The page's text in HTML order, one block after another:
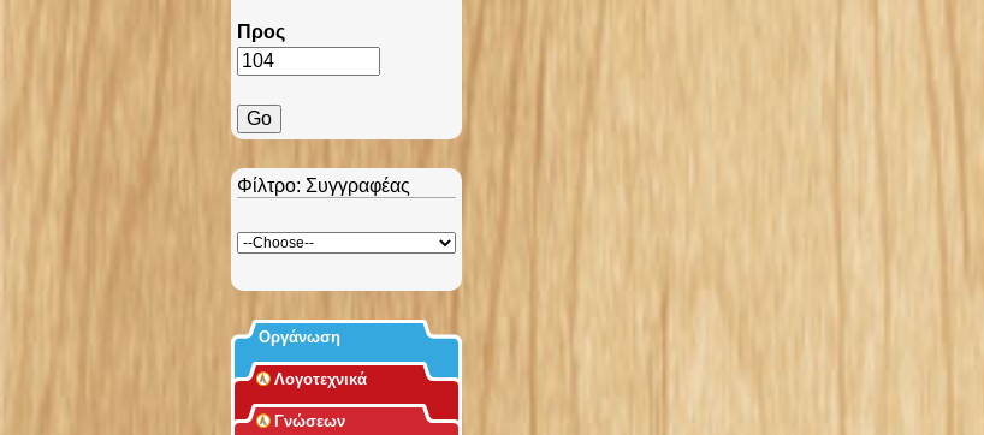
Προς
Φίλτρο: Συγγραφέας
Οργάνωση
Λογοτεχνικά
Γνώσεων